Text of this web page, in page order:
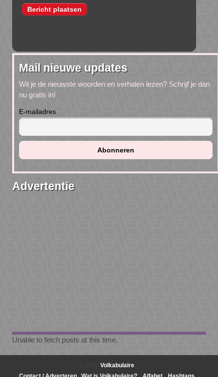
Mail nieuwe updates
Wil je de nieuwste woorden en verhalen lezen? Schrijf je dan
nu gratis in!
E-mailadres
Advertentie
Unable to fetch posts at this time.
Volkabulaire